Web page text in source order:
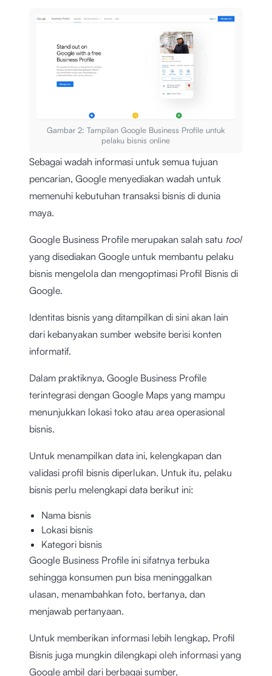
Gambar 2: Tampilan Google Business Profile untuk
pelaku bisnis online
Sebagai wadah informasi untuk semua tujuan
pencarian, Google menyediakan wadah untuk
memenuhi kebutuhan transaksi bisnis di dunia
maya.
Google Business Profile merupakan salah satu tool
yang disediakan Google untuk membantu pelaku
bisnis mengelola dan mengoptimasi Profil Bisnis di
Google.
Identitas bisnis yang ditampilkan di sini akan lain
dari kebanyakan sumber website berisi konten
informatif.
Dalam praktiknya, Google Business Profile
terintegrasi dengan Google Maps yang mampu
menunjukkan lokasi toko atau area operasional
bisnis.
Untuk menampilkan data ini, kelengkapan dan
validasi profil bisnis diperlukan. Untuk itu, pelaku
bisnis perlu melengkapi data berikut ini:
Nama bisnis
Lokasi bisnis
Kategori bisnis
Google Business Profile ini sifatnya terbuka
sehingga konsumen pun bisa meninggalkan
ulasan, menambahkan foto, bertanya, dan
menjawab pertanyaan.
Untuk memberikan informasi lebih lengkap, Profil
Bisnis juga mungkin dilengkapi oleh informasi yang
Google ambil dari berbagai sumber.